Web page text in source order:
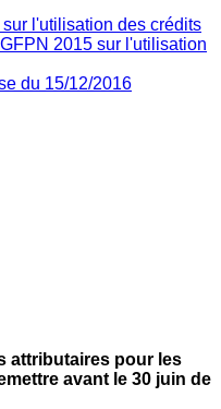
l'utilisation des crédits
2015 sur l'utilisation
du 15/12/2016
attributaires pour les
avant le 30 juin de